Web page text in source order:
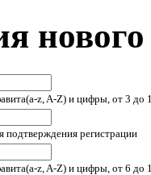
z, A-Z) и цифры, от 3 до
подтверждения регистрации
z, A-Z) и цифры, от 6 до